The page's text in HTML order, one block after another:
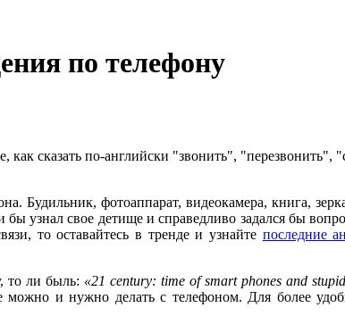
по телефону
сказать по-английски "звонить",
Будильник, фотоаппарат, видеокамера, книга,
узнал свое детище и справедливо задался бы
то оставайтесь в тренде и узнайте последние
то ли быль: «21 century: time of smart phones and
и нужно делать с телефоном. Для более